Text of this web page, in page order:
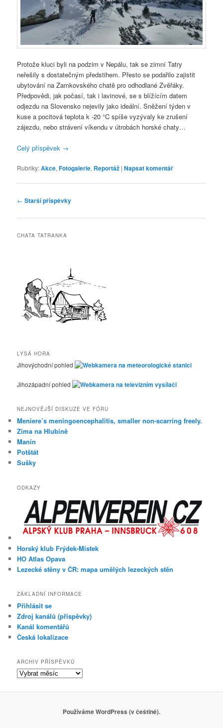
Protože kluci byli na podzim v Nepálu, tak se zimní Tatry
neřešily s dostatečným předstihem. Přesto se podařilo zajistit
ubytování na Zamkovského chatě pro odhodlané Zvěřáky.
Předpovědi, jak počasí, tak i lavinové, se s blížícím datem
odjezdu na Slovensko nejevily jako ideální. Sněžení týden v
kuse a pocitová teplota k -20 °C spíše vyzývaly ke zrušení
zájezdu, nebo strávení víkendu v útrobách horské chaty…
Celý příspěvek →
Rubriky:Akce,Fotogalerie, Reportáž |Napsat komentář
Navigace
příspěvky
← Starší příspěvky
CHATA TATRANKA
LYSÁ HORA
Jihovýchodní pohled
Jihozápadní pohled
NEJNOVĚJŠÍ DISKUZE VE FÓRU
Meniere’s meningoencephalitis, smaller non-scarring freely.
Zima na Hlubině
Manín
Potštát
Sušky
ODKAZY
Horský klub Frýdek-Místek
HO Atlas Opava
Lezecké stěny v ČR: mapa umělých lezeckých stěn
ZÁKLADNÍ INFORMACE
Přihlásit se
Zdroj kanálů (příspěvky)
Kanál komentářů
Česká lokalizace
ARCHIV PŘÍSPĚVKŮ
Archiv
Používáme WordPress (v češtině).